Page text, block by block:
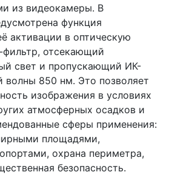
из видеокамеры. В
функция
активации в оптическую
отсекающий
свет и пропускающий ИК-
волны 850 нм. Это позволяет
изображения в условиях
атмосферных осадков и
сферы применения:
площадями,
охрана периметра,
безопасность.